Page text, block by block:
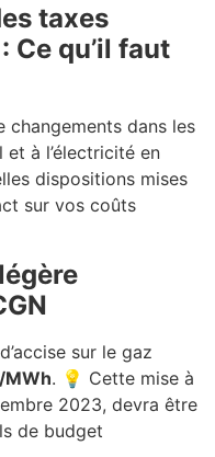
taxes
Ce qu’il faut
changements dans les
à l’électricité en
dispositions mises
sur vos coûts
sur le gaz
MWh. 💡 Cette mise à
2023, devra être
de budget